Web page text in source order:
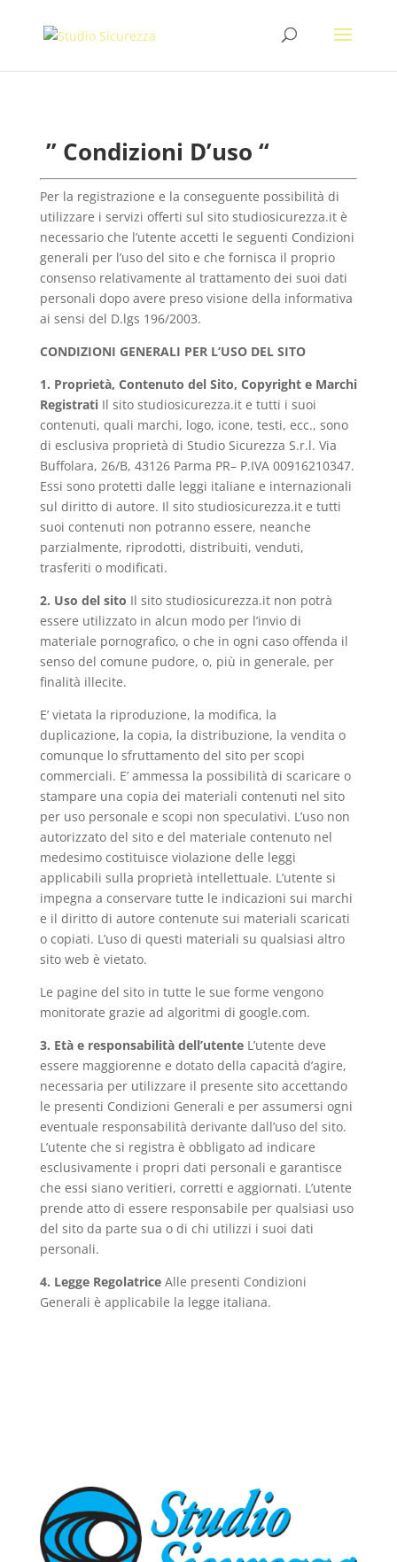
” Condizioni D’uso “
Per la registrazione e la conseguente possibilità di
utilizzare i servizi offerti sul sito studiosicurezza.it è
necessario che l’utente accetti le seguenti Condizioni
generali per l’uso del sito e che fornisca il proprio
consenso relativamente al trattamento dei suoi dati
personali dopo avere preso visione della informativa
ai sensi del D.lgs 196/2003.
CONDIZIONI GENERALI PER L’USO DEL SITO
1. Proprietà, Contenuto del Sito, Copyright e Marchi
RegistratiIl sito studiosicurezza.it e tutti i suoi
contenuti, quali marchi, logo, icone, testi, ecc., sono
di esclusiva proprietà di Studio Sicurezza S.r.l. Via
Buffolara, 26/B, 43126 Parma PR– P.IVA 00916210347.
Essi sono protetti dalle leggi italiane e internazionali
sul diritto di autore. Il sito studiosicurezza.it e tutti
suoi contenuti non potranno essere, neanche
parzialmente, riprodotti, distribuiti, venduti,
trasferiti o modificati.
2. Uso del sito Il sito studiosicurezza.it non potrà
essere utilizzato in alcun modo per l’invio di
materiale pornografico, o che in ogni caso offenda il
senso del comune pudore, o, più in generale, per
finalità illecite.
E’ vietata la riproduzione, la modifica, la
duplicazione, la copia, la distribuzione, la vendita o
comunque lo sfruttamento del sito per scopi
commerciali. E’ ammessa la possibilità di scaricare o
stampare una copia dei materiali contenuti nel sito
per uso personale e scopi non speculativi. L’uso non
autorizzato del sito e del materiale contenuto nel
medesimo costituisce violazione delle leggi
applicabili sulla proprietà intellettuale. L’utente si
impegna a conservare tutte le indicazioni sui marchi
e il diritto di autore contenute sui materiali scaricati
o copiati. L’uso di questi materiali su qualsiasi altro
sito web è vietato.
Le pagine del sito in tutte le sue forme vengono
monitorate grazie ad algoritmi di google.com.
3. Età e responsabilità dell’utenteL’utente deve
essere maggiorenne e dotato della capacità d’agire,
necessaria per utilizzare il presente sito accettando
le presenti Condizioni Generali e per assumersi ogni
eventuale responsabilità derivante dall’uso del sito.
L’utente che si registra è obbligato ad indicare
esclusivamente i propri dati personali e garantisce
che essi siano veritieri, corretti e aggiornati. L’utente
prende atto di essere responsabile per qualsiasi uso
del sito da parte sua o di chi utilizzi i suoi dati
personali.
4. Legge RegolatriceAlle presenti Condizioni
Generali è applicabile la legge italiana.